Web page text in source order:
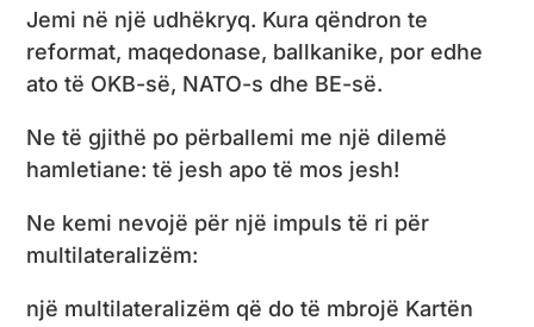
Jemi në një udhëkryq. Kura qëndron te
reformat, maqedonase, ballkanike, por edhe
ato të OKB-së, NATO-s dhe BE-së.
Ne të gjithë po përballemi me një dilemë
hamletiane: të jesh apo të mos jesh!
Ne kemi nevojë për një impuls të ri për
multilateralizëm:
një multilateralizëm që do të mbrojë Kartën